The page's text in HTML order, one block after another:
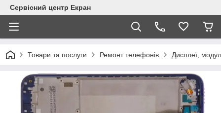
Сервісний центр Екран
Товари та послуги Ремонт телефонів Дисплеї,